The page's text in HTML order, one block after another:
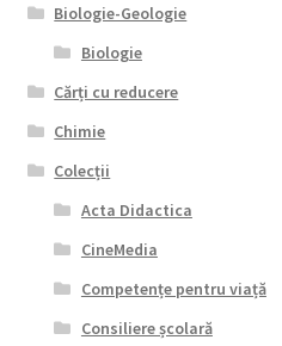
Biologie-Geologie
Biologie
Cărți cu reducere
Chimie
Colecții
Acta Didactica
CineMedia
Competențe pentru viață
Consiliere școlară